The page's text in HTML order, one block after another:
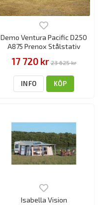
Demo Ventura Pacific D250
A875 Prenox Stålstativ
17 720 kr 23 625 kr
INFO KÖP
Isabella Vision